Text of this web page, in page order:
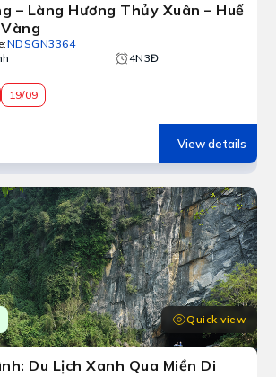
– Làng Hương Thủy Xuân – Huế
:NDSGN3364
4N3Đ
19/09
View details
Quick view
Du Lịch Xanh Qua Miền Di